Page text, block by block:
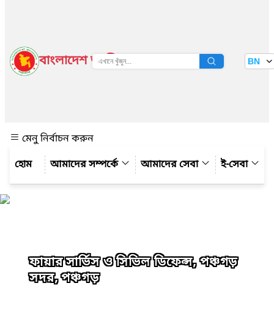
বাংলাদেশ জাতীয় তথ্য বাতায়ন BN
মেনু নির্বাচন করুন
আমাদের সম্পর্কে
আমাদের সেবা ই-সেবা
ফায়ার সার্ভিস ও সিভিল ডিফেন্স, পঞ্চগড়
সদর, পঞ্চগড়